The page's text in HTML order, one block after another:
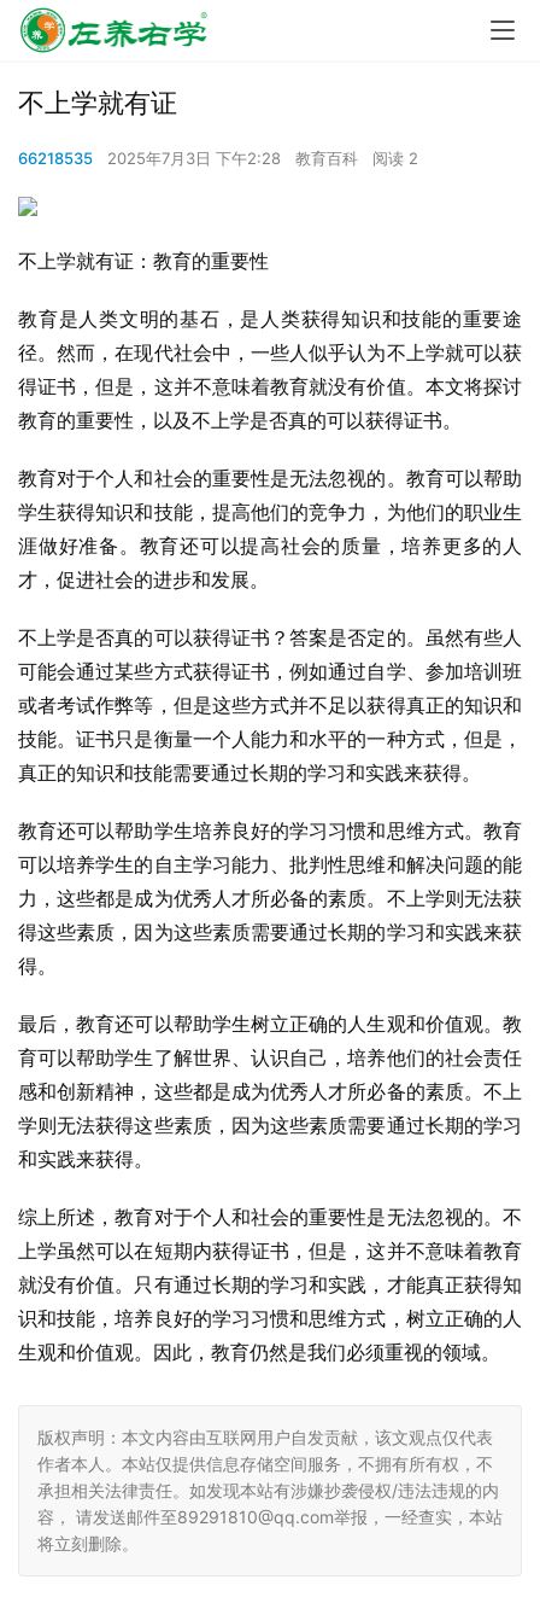
不上学就有证
66218535 2025年7月3日 下午2:28 教育百科 阅读 2
不上学就有证：教育的重要性
教育是人类文明的基石，是人类获得知识和技能的重要途
径。然而，在现代社会中，一些人似乎认为不上学就可以获
得证书，但是，这并不意味着教育就没有价值。本文将探讨
教育的重要性，以及不上学是否真的可以获得证书。
教育对于个人和社会的重要性是无法忽视的。教育可以帮助
学生获得知识和技能，提高他们的竞争力，为他们的职业生
涯做好准备。教育还可以提高社会的质量，培养更多的人
才，促进社会的进步和发展。
不上学是否真的可以获得证书？答案是否定的。虽然有些人
可能会通过某些方式获得证书，例如通过自学、参加培训班
或者考试作弊等，但是这些方式并不足以获得真正的知识和
技能。证书只是衡量一个人能力和水平的一种方式，但是，
真正的知识和技能需要通过长期的学习和实践来获得。
教育还可以帮助学生培养良好的学习习惯和思维方式。教育
可以培养学生的自主学习能力、批判性思维和解决问题的能
力，这些都是成为优秀人才所必备的素质。不上学则无法获
得这些素质，因为这些素质需要通过长期的学习和实践来获
得。
最后，教育还可以帮助学生树立正确的人生观和价值观。教
育可以帮助学生了解世界、认识自己，培养他们的社会责任
感和创新精神，这些都是成为优秀人才所必备的素质。不上
学则无法获得这些素质，因为这些素质需要通过长期的学习
和实践来获得。
综上所述，教育对于个人和社会的重要性是无法忽视的。不
上学虽然可以在短期内获得证书，但是，这并不意味着教育
就没有价值。只有通过长期的学习和实践，才能真正获得知
识和技能，培养良好的学习习惯和思维方式，树立正确的人
生观和价值观。因此，教育仍然是我们必须重视的领域。
版权声明：本文内容由互联网用户自发贡献，该文观点仅代表
作者本人。本站仅提供信息存储空间服务，不拥有所有权，不
承担相关法律责任。如发现本站有涉嫌抄袭侵权/违法违规的内
容， 请发送邮件至89291810@qq.com举报，一经查实，本站
将立刻删除。